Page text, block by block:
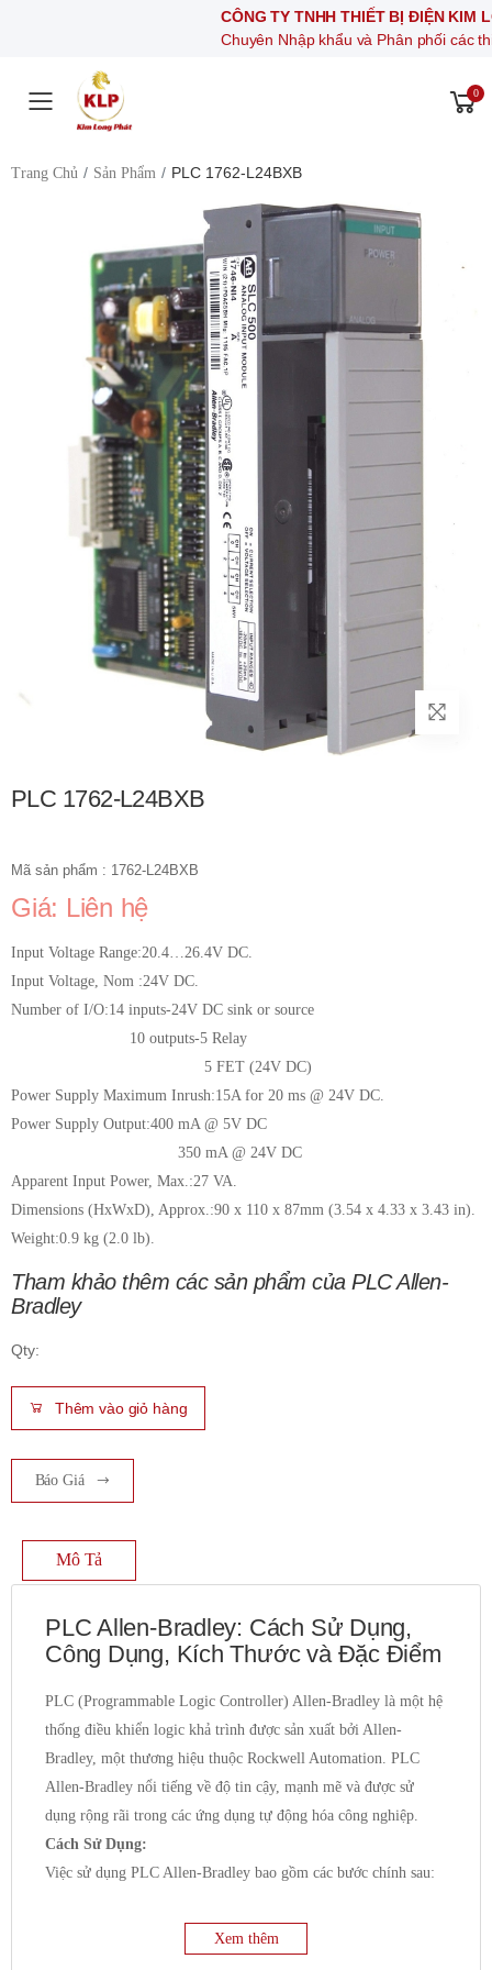
CÔNG TY TNHH THIẾT BỊ ĐIỆN KIM LONG PHÁT
Chuyên Nhập khẩu và Phân phối các thiết bị khí
Toggle mobile menu
0
Trang Chủ Sản Phẩm PLC 1762-L24BXB
PLC 1762-L24BXB
Mã sản phẩm : 1762-L24BXB
Giá: Liên hệ
Input Voltage Range:20.4…26.4V DC.
Input Voltage, Nom :24V DC.
Number of I/O:14 inputs-24V DC sink or source
10 outputs-5 Relay
5 FET (24V DC)
Power Supply Maximum Inrush:15A for 20 ms @ 24V DC.
Power Supply Output:400 mA @ 5V DC
350 mA @ 24V DC
Apparent Input Power, Max.:27 VA.
Dimensions (HxWxD), Approx.:90 x 110 x 87mm (3.54 x 4.33 x 3.43 in).
Weight:0.9 kg (2.0 lb).
Tham khảo thêm các sản phẩm của PLC Allen-
Bradley
Qty:
Thêm vào giỏ hàng
Báo Giá
Mô Tả
PLC Allen-Bradley: Cách Sử Dụng,
Công Dụng, Kích Thước và Đặc Điểm
PLC (Programmable Logic Controller) Allen-Bradley là một hệ
thống điều khiển logic khả trình được sản xuất bởi Allen-
Bradley, một thương hiệu thuộc Rockwell Automation. PLC
Allen-Bradley nổi tiếng về độ tin cậy, mạnh mẽ và được sử
dụng rộng rãi trong các ứng dụng tự động hóa công nghiệp.
Cách Sử Dụng:
Việc sử dụng PLC Allen-Bradley bao gồm các bước chính sau:
(số lượng đầu vào/đầu ra, loại tín hiệu, yêu cầu về hiệu
suất và truyền thông), người dùng sẽ lựa chọn dòng PLC
Xem thêm